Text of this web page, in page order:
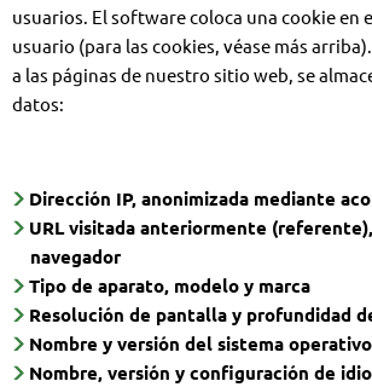
usuarios. El software coloca una cookie en
usuario (para las cookies, véase más
a las páginas de nuestro sitio web, se
datos:
Dirección IP, anonimizada mediante
URL visitada anteriormente
navegador
Tipo de aparato, modelo y marca
Resolución de pantalla y profundidad
Nombre y versión del sistema operativo
Nombre, versión y configuración de